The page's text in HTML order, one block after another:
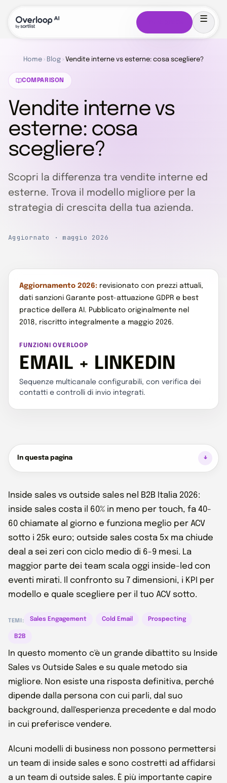
Home › Blog › Vendite interne vs esterne: cosa scegliere?
COMPARISON
Vendite interne vs
esterne: cosa
scegliere?
Scopri la differenza tra vendite interne ed
esterne. Trova il modello migliore per la
strategia di crescita della tua azienda.
Aggiornato · maggio 2026
Aggiornamento 2026: revisionato con prezzi attuali,
dati sanzioni Garante post-attuazione GDPR e best
practice dell'era AI. Pubblicato originalmente nel
2018, riscritto integralmente a maggio 2026.
FUNZIONI OVERLOOP
EMAIL + LINKEDIN
Sequenze multicanale configurabili, con verifica dei
contatti e controlli di invio integrati.
In questa pagina
Inside sales vs outside sales nel B2B Italia 2026:
inside sales costa il 60% in meno per touch, fa 40-
60 chiamate al giorno e funziona meglio per ACV
sotto i 25k euro; outside sales costa 5x ma chiude
deal a sei zeri con ciclo medio di 6-9 mesi. La
maggior parte dei team scala oggi inside-led con
eventi mirati. Il confronto su 7 dimensioni, i KPI per
modello e quale scegliere per il tuo ACV sotto.
TEMI: Sales Engagement Cold Email Prospecting
B2B
In questo momento c'è un grande dibattito su Inside
Sales vs Outside Sales e su quale metodo sia
migliore. Non esiste una risposta definitiva, perché
dipende dalla persona con cui parli, dal suo
background, dall'esperienza precedente e dal modo
in cui preferisce vendere.
Alcuni modelli di business non possono permettersi
un team di inside sales e sono costretti ad affidarsi
a un team di outside sales. È più importante capire